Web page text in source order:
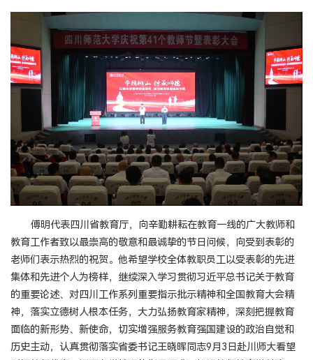
傅明代表四川省教育厅，向辛勤耕耘在教育一线的广大教师和
教育工作者致以最崇高的敬意和最诚挚的节日问候，向受到表彰的
老师们表示热烈的祝贺。他希望学校全体教职员工以受表彰的先进
集体和先进个人为榜样，继续深入学习贯彻习近平总书记关于教育
的重要论述、对四川工作系列重要指示批示精神和全国教育大会精
神，落实立德树人根本任务，大力弘扬教育家精神，深刻把握教育
面临的新形势、新使命，切实增强服务教育强国建设的政治自觉和
历史主动，认真贯彻落实省委书记王晓晖同志9月3日赴川师大看望